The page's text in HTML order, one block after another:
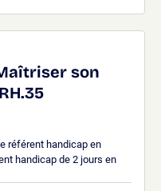
son
référent handicap en
handicap de 2 jours en